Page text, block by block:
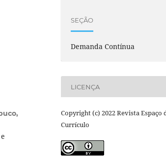
SEÇÃO
Demanda Contínua
LICENÇA
Copyright (c) 2022 Revista Espaço
Currículo